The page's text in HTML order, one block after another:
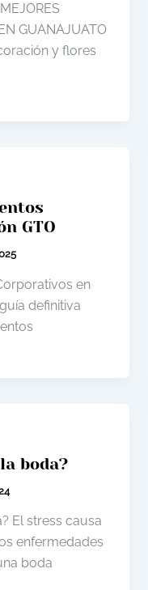
GUANAJUATO
y flores
GTO
en
definitiva
boda?
El stress causa
enfermedades
boda